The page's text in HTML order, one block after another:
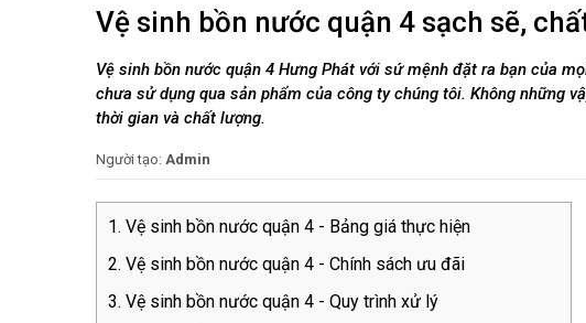
Vệ sinh bồn nước quận 4 sạch sẽ,
Vệ sinh bồn nước quận 4 Hưng Phát với sứ mệnh đặt ra bạn của
chưa sử dụng qua sản phẩm của công ty chúng tôi. Không những
thời gian và chất lượng.
Người tạo: Admin
Vệ sinh bồn nước quận 4 - Bảng giá thực hiện
Vệ sinh bồn nước quận 4 - Chính sách ưu đãi
Vệ sinh bồn nước quận 4 - Quy trình xử lý